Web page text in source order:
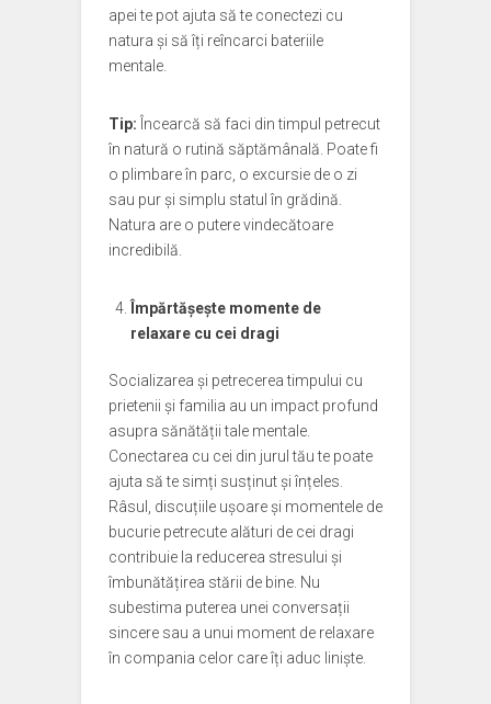
apei te pot ajuta să te conectezi cu
natura și să îți reîncarci bateriile
mentale.
Tip: Încearcă să faci din timpul petrecut
în natură o rutină săptămânală. Poate fi
o plimbare în parc, o excursie de o zi
sau pur și simplu statul în grădină.
Natura are o putere vindecătoare
incredibilă.
Împărtășește momente de
relaxare cu cei dragi
Socializarea și petrecerea timpului cu
prietenii și familia au un impact profund
asupra sănătății tale mentale.
Conectarea cu cei din jurul tău te poate
ajuta să te simți susținut și înțeles.
Râsul, discuțiile ușoare și momentele de
bucurie petrecute alături de cei dragi
contribuie la reducerea stresului și
îmbunătățirea stării de bine. Nu
subestima puterea unei conversații
sincere sau a unui moment de relaxare
în compania celor care îți aduc liniște.